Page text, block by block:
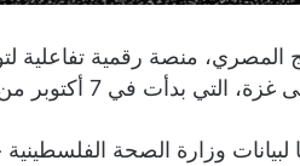
المصري، منصة رقمية
بدأت في 7 أكتوبر من عام 2023.